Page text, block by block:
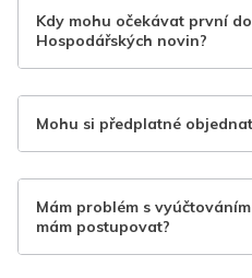
Kdy mohu očekávat první
Hospodářských novin?
Mohu si předplatné
Mám problém s
mám postupovat?